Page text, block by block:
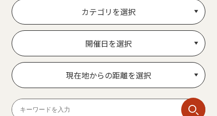
カテゴリを選択
開催日を選択
現在地からの距離を選択